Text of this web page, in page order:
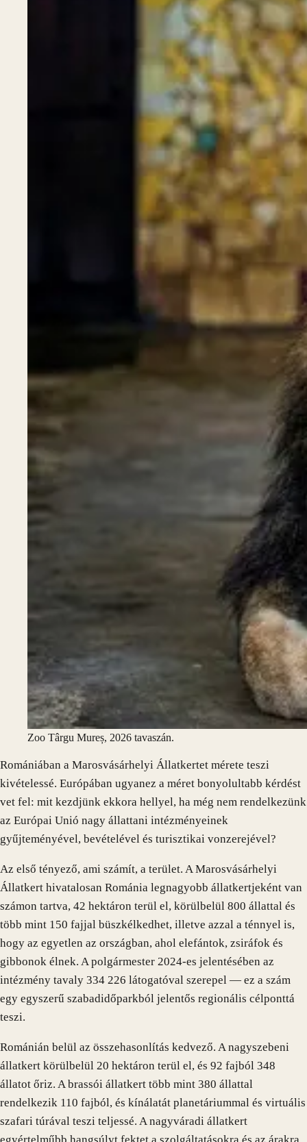
Zoo Târgu Mureș, 2026 tavaszán.
Romániában a Marosvásárhelyi Állatkertet mérete teszi
kivételessé. Európában ugyanez a méret bonyolultabb kérdést
vet fel: mit kezdjünk ekkora hellyel, ha még nem rendelkezünk
az Európai Unió nagy állattani intézményeinek
gyűjteményével, bevételével és turisztikai vonzerejével?
Az első tényező, ami számít, a terület. A Marosvásárhelyi
Állatkert hivatalosan Románia legnagyobb állatkertjeként van
számon tartva, 42 hektáron terül el, körülbelül 800 állattal és
több mint 150 fajjal büszkélkedhet, illetve azzal a ténnyel is,
hogy az egyetlen az országban, ahol elefántok, zsiráfok és
gibbonok élnek. A polgármester 2024-es jelentésében az
intézmény tavaly 334 226 látogatóval szerepel — ez a szám
egy egyszerű szabadidőparkból jelentős regionális célponttá
teszi.
Románián belül az összehasonlítás kedvező. A nagyszebeni
állatkert körülbelül 20 hektáron terül el, és 92 fajból 348
állatot őriz. A brassói állatkert több mint 380 állattal
rendelkezik 110 fajból, és kínálatát planetáriummal és virtuális
szafari túrával teszi teljessé. A nagyváradi állatkert